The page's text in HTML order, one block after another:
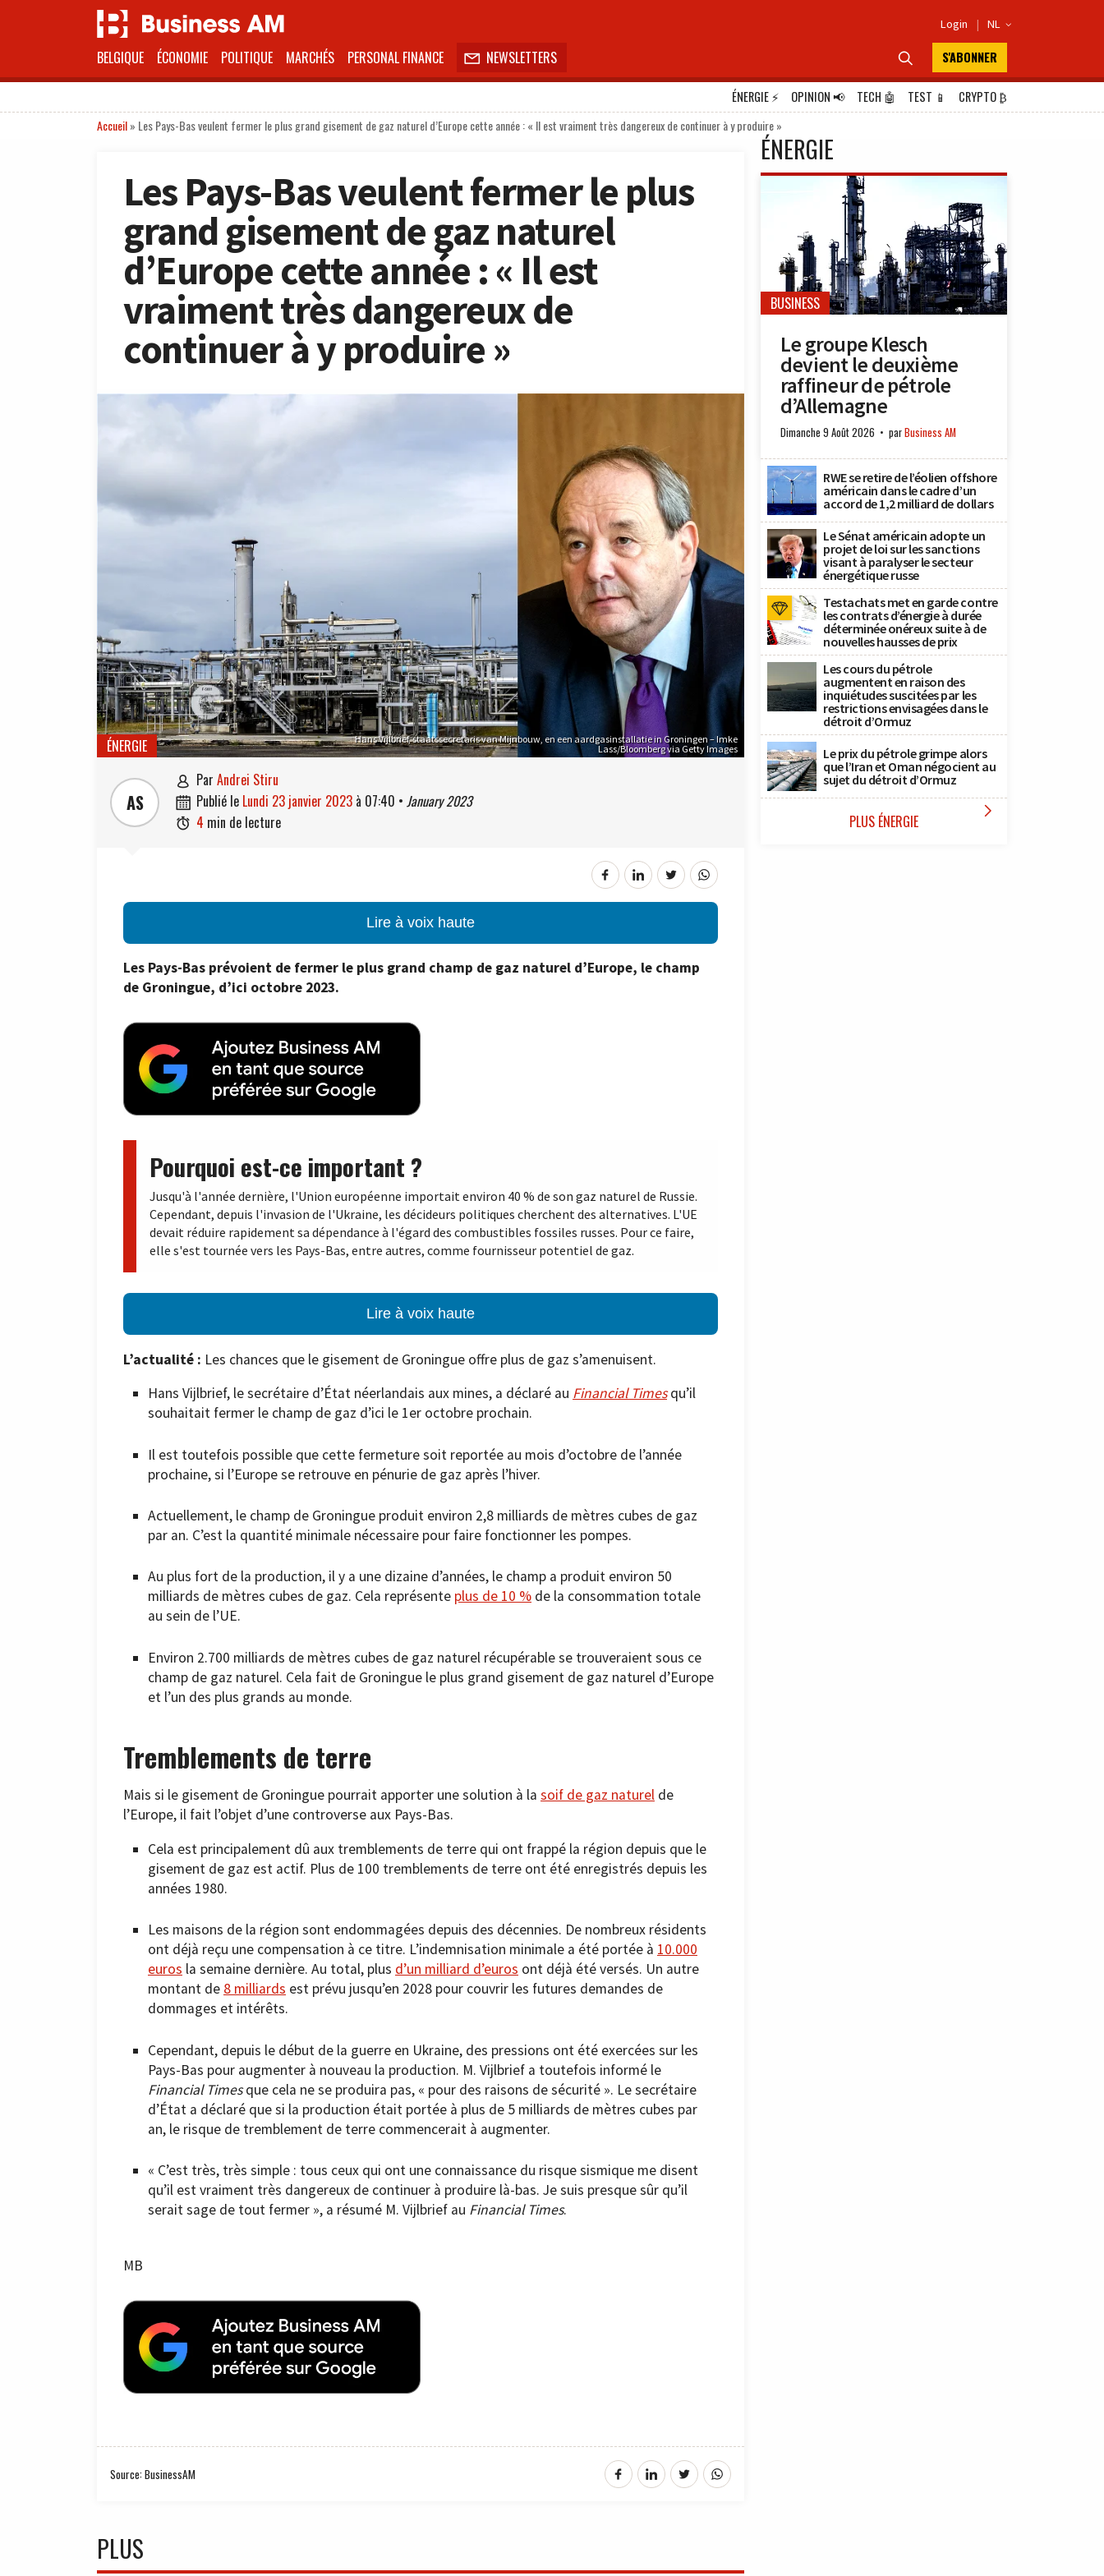
Login | NL 
BELGIQUE ÉCONOMIE POLITIQUE MARCHÉS PERSONAL FINANCE  NEWSLETTERS  S'ABONNER
ÉNERGIE⚡ OPINION📢 TECH 🤖 TEST 📱 CRYPTO₿
Accueil» Les Pays-Bas veulent fermer le plus grand gisement de gaz naturel d’Europe cette année : « Il est vraiment très dangereux de continuer à y produire »
Les Pays-Bas veulent fermer le plus
grand gisement de gaz naturel
d’Europe cette année : « Il est
vraiment très dangereux de
continuer à y produire »
Hans Vijlbrief, staatssecretaris van Mijnbouw, en een aardgasinstallatie in Groningen – Imke
Lass/Bloomberg via Getty Images
ÉNERGIE
AS
 par Andrei Stiru
 publié le lundi 23 janvier 2023 à 07:40 • January 2023
 4 min de lecture
Lire à voix haute
Les Pays-Bas prévoient de fermer le plus grand champ de gaz naturel d’Europe, le champ
de Groningue, d’ici octobre 2023.
Pourquoi est-ce important ?
Jusqu'à l'année dernière, l'Union européenne importait environ 40 % de son gaz naturel de Russie.
Cependant, depuis l'invasion de l'Ukraine, les décideurs politiques cherchent des alternatives. L'UE
devait réduire rapidement sa dépendance à l'égard des combustibles fossiles russes. Pour ce faire,
elle s'est tournée vers les Pays-Bas, entre autres, comme fournisseur potentiel de gaz.
Lire à voix haute
L’actualité : Les chances que le gisement de Groningue offre plus de gaz s’amenuisent.
Hans Vijlbrief, le secrétaire d’État néerlandais aux mines, a déclaré au Financial Timesqu’il
souhaitait fermer le champ de gaz d’ici le 1er octobre prochain.
Il est toutefois possible que cette fermeture soit reportée au mois d’octobre de l’année
prochaine, si l’Europe se retrouve en pénurie de gaz après l’hiver.
Actuellement, le champ de Groningue produit environ 2,8 milliards de mètres cubes de gaz
par an. C’est la quantité minimale nécessaire pour faire fonctionner les pompes.
Au plus fort de la production, il y a une dizaine d’années, le champ a produit environ 50
milliards de mètres cubes de gaz. Cela représente plus de 10 % de la consommation totale
au sein de l’UE.
Environ 2.700 milliards de mètres cubes de gaz naturel récupérable se trouveraient sous ce
champ de gaz naturel. Cela fait de Groningue le plus grand gisement de gaz naturel d’Europe
et l’un des plus grands au monde.
Tremblements de terre
Mais si le gisement de Groningue pourrait apporter une solution à la soif de gaz naturel de
l’Europe, il fait l’objet d’une controverse aux Pays-Bas.
Cela est principalement dû aux tremblements de terre qui ont frappé la région depuis que le
gisement de gaz est actif. Plus de 100 tremblements de terre ont été enregistrés depuis les
années 1980.
Les maisons de la région sont endommagées depuis des décennies. De nombreux résidents
ont déjà reçu une compensation à ce titre. L’indemnisation minimale a été portée à 10.000
euros la semaine dernière. Au total, plus d’un milliard d’euros ont déjà été versés. Un autre
montant de 8 milliards est prévu jusqu’en 2028 pour couvrir les futures demandes de
dommages et intérêts.
Cependant, depuis le début de la guerre en Ukraine, des pressions ont été exercées sur les
Pays-Bas pour augmenter à nouveau la production. M. Vijlbrief a toutefois informé le
Financial Timesque cela ne se produira pas, « pour des raisons de sécurité ». Le secrétaire
d’État a déclaré que si la production était portée à plus de 5 milliards de mètres cubes par
an, le risque de tremblement de terre commencerait à augmenter.
« C’est très, très simple : tous ceux qui ont une connaissance du risque sismique me disent
qu’il est vraiment très dangereux de continuer à produire là-bas. Je suis presque sûr qu’il
serait sage de tout fermer », a résumé M. Vijlbrief au Financial Times.
MB
Source: BusinessAM
PLUS
ÉNERGIE
BUSINESS
Le groupe Klesch
devient le deuxième
raffineur de pétrole
d’Allemagne
Dimanche 9 Août 2026 parBusiness AM
RWE se retire de l’éolien offshore
américain dans le cadre d’un
accord de 1,2 milliard de dollars
Le Sénat américain adopte un
projet de loi sur les sanctions
visant à paralyser le secteur
énergétique russe
Testachats met en garde contre
les contrats d’énergie à durée
déterminée onéreux suite à de
nouvelles hausses de prix
Les cours du pétrole
augmentent en raison des
inquiétudes suscitées par les
restrictions envisagées dans le
détroit d’Ormuz
Le prix du pétrole grimpe alors
que l’Iran et Oman négocient au
sujet du détroit d’Ormuz
PLUS ÉNERGIE 